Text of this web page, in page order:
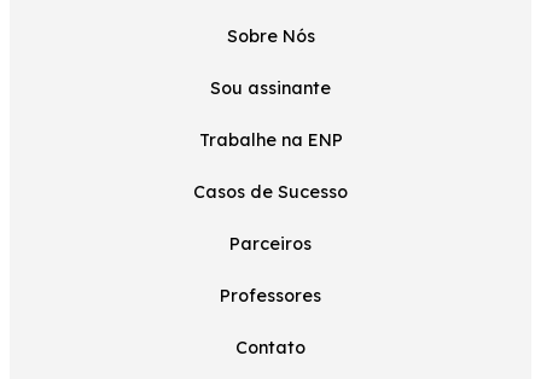
Sobre Nós
Sou assinante
Trabalhe na ENP
Casos de Sucesso
Parceiros
Professores
Contato